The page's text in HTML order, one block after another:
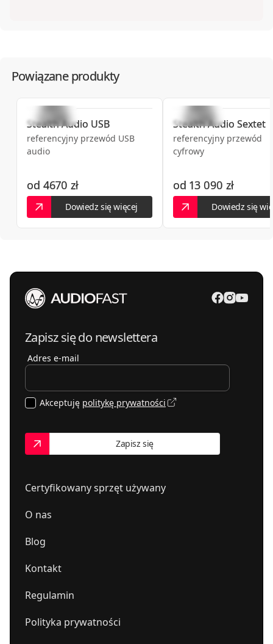
Powiązane produkty
Stealth Audio USB
referencyjny przewód USB
audio
od 4670 zł
Dowiedz się więcej
Stealth Audio Sextet
referencyjny przewód
cyfrowy
od 13 090 zł
Dowiedz się
Certyfikowany sprzęt używany
O nas
Blog
Kontakt
Regulamin
Polityka prywatności
Zapisz się do newslettera
Adres e-mail
Akceptuję politykę prywatności
Zapisz się